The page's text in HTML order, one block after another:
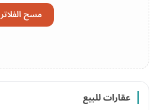
مسح الفلاتر
عقارات للبيع